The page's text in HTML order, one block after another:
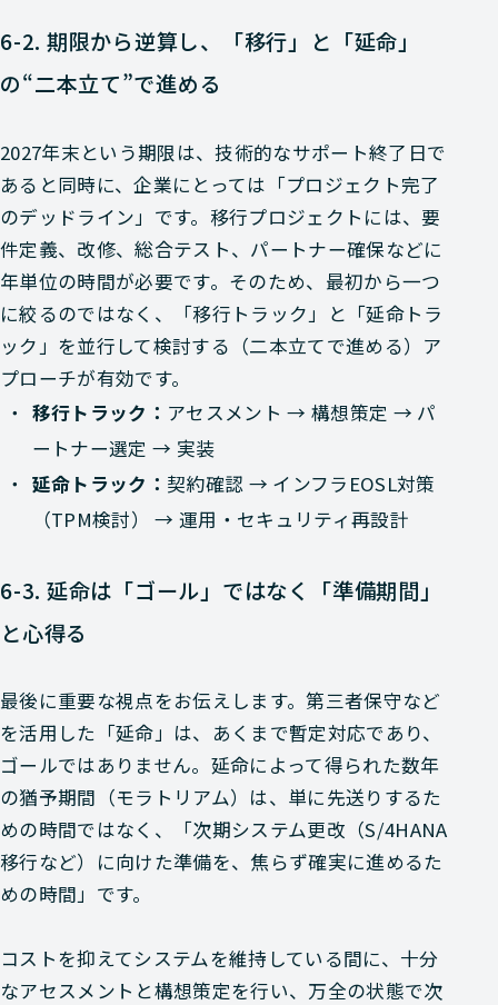
6-2. 期限から逆算し、「移行」と「延命」
の“二本立て”で進める
2027年末という期限は、技術的なサポート終了日で
あると同時に、企業にとっては「プロジェクト完了
のデッドライン」です。移行プロジェクトには、要
件定義、改修、総合テスト、パートナー確保などに
年単位の時間が必要です。そのため、最初から一つ
に絞るのではなく、「移行トラック」と「延命トラ
ック」を並行して検討する（二本立てで進める）ア
プローチが有効です。
移行トラック： アセスメント → 構想策定 → パ
ートナー選定 → 実装
延命トラック： 契約確認 → インフラEOSL対策
（TPM検討） → 運用・セキュリティ再設計
6-3. 延命は「ゴール」ではなく「準備期間」
と心得る
最後に重要な視点をお伝えします。第三者保守など
を活用した「延命」は、あくまで暫定対応であり、
ゴールではありません。延命によって得られた数年
の猶予期間（モラトリアム）は、単に先送りするた
めの時間ではなく、「次期システム更改（S/4HANA
移行など）に向けた準備を、焦らず確実に進めるた
めの時間」です。
コストを抑えてシステムを維持している間に、十分
なアセスメントと構想策定を行い、万全の状態で次